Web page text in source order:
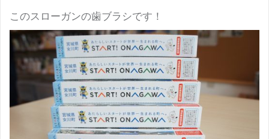
このスローガンの歯ブラシです！